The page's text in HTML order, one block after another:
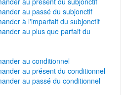
au passé du subjonctif
à l'imparfait du subjonctif
au plus que parfait du
au conditionnel
au présent du conditionnel
au passé du conditionnel